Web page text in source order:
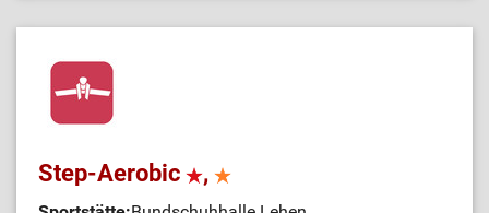
Step-Aerobic ,